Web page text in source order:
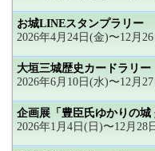
お城LINEスタンプラリー
2026年4月24日(金)〜12月
大垣三城歴史カードラリー
2026年6月10日(水)〜12月
企画展「豊臣氏ゆかりの城
2026年1月4日(日)〜12月28